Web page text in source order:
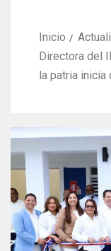
Inicio
Directora del
la patria inicia